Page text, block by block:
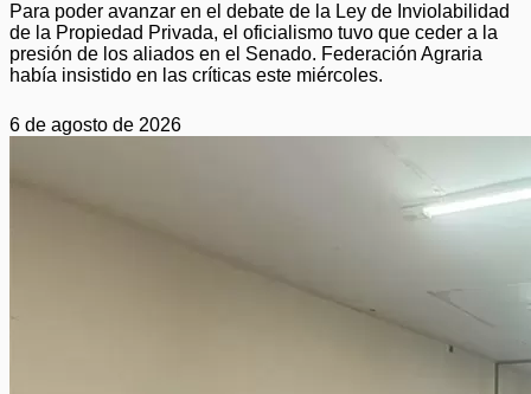
Para poder avanzar en el debate de la Ley de Inviolabilidad
de la Propiedad Privada, el oficialismo tuvo que ceder a la
presión de los aliados en el Senado. Federación Agraria
había insistido en las críticas este miércoles.
6 de agosto de 2026